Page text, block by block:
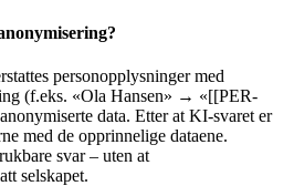
personopplysninger med
(f.eks. «Ola Hansen» → «[[PER-
data. Etter at KI-svaret er
med de opprinnelige dataene.
svar – uten at
selskapet.